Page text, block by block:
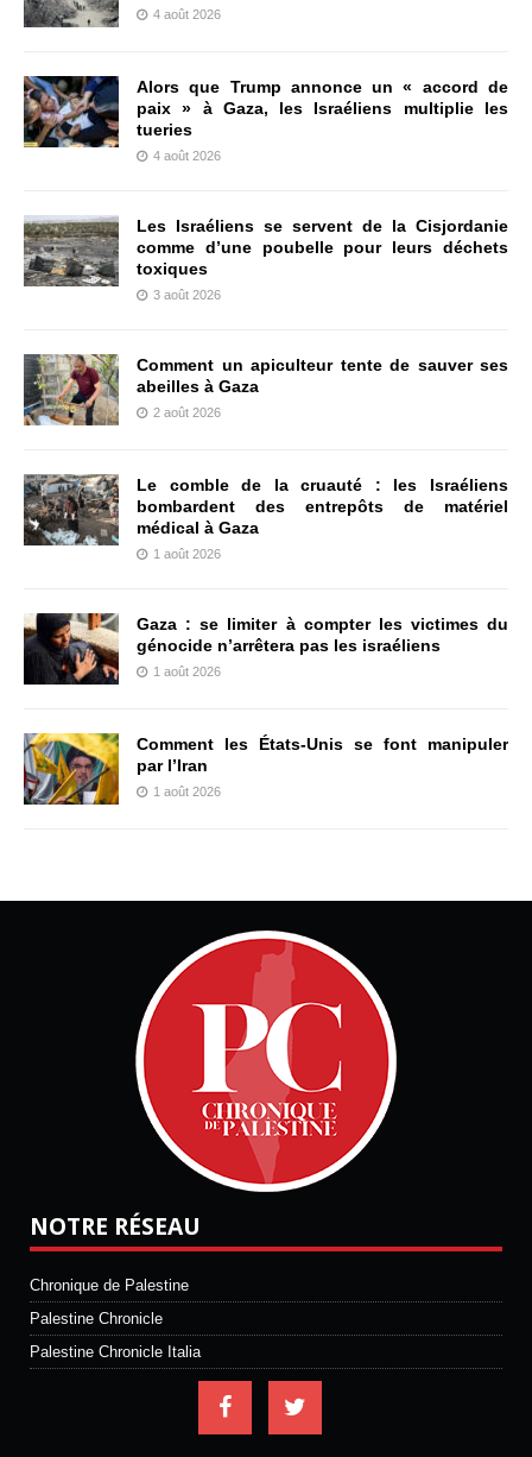
4 août 2026
Alors que Trump annonce un « accord de
paix » à Gaza, les Israéliens multiplie les
tueries
4 août 2026
Les Israéliens se servent de la Cisjordanie
comme d’une poubelle pour leurs déchets
toxiques
3 août 2026
Comment un apiculteur tente de sauver ses
abeilles à Gaza
2 août 2026
Le comble de la cruauté : les Israéliens
bombardent des entrepôts de matériel
médical à Gaza
1 août 2026
Gaza : se limiter à compter les victimes du
génocide n’arrêtera pas les israéliens
1 août 2026
Comment les États-Unis se font manipuler
par l’Iran
1 août 2026
NOTRE RÉSEAU
Chronique de Palestine
Palestine Chronicle
Palestine Chronicle Italia